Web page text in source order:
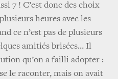
7 ! C’est donc des choix
heures avec les
ce n’est pas de plusieurs
amitiés brisées… Il
qu’on a failli adopter :
le raconter, mais on avait